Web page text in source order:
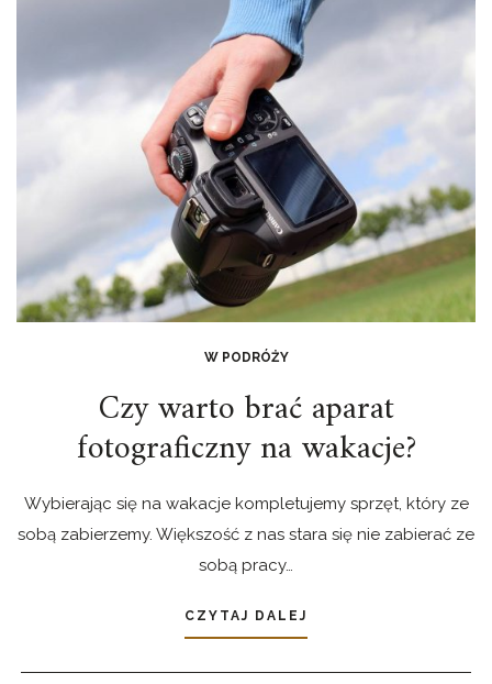
W PODRÓŻY
Czy warto brać aparat
fotograficzny na wakacje?
Wybierając się na wakacje kompletujemy sprzęt, który ze
sobą zabierzemy. Większość z nas stara się nie zabierać ze
sobą pracy…
CZYTAJ DALEJ